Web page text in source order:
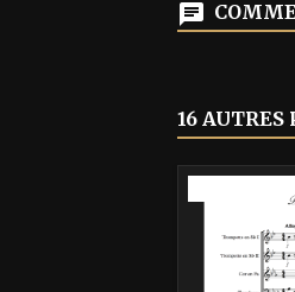
16 AUTRES